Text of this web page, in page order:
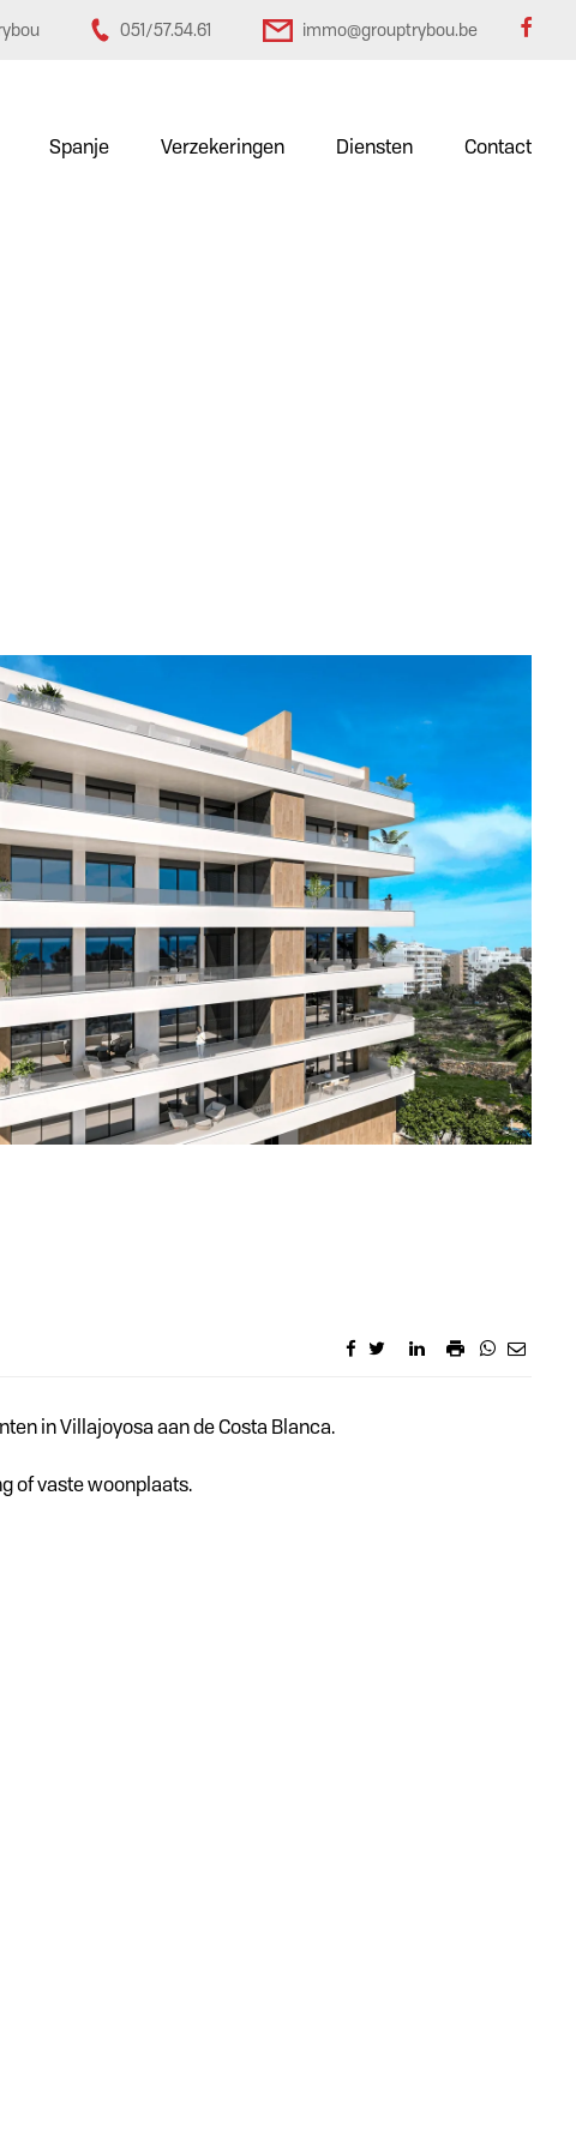
051/57.54.61 immo@grouptrybou.be
Spanje Verzekeringen Diensten Contact
in Villajoyosa aan de Costa Blanca.
of vaste woonplaats.